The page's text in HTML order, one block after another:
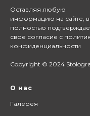
Оставляя любую
информацию на сайте,
полностью
свое согласие с
конфиденциальности
Copyright © 2024
О нас
Галерея